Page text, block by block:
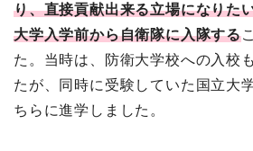
り、直接貢献出来る立場になりた
大学入学前から自衛隊に入隊する
た。当時は、防衛大学校への入校
たが、同時に受験していた国立大
ちらに進学しました。